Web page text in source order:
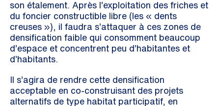
son étalement. Après l’exploitation des friches et
du foncier constructible libre (les « dents
creuses »), il faudra s’attaquer à ces zones de
densification faible qui consomment beaucoup
d’espace et concentrent peu d’habitantes et
d’habitants.
Il s’agira de rendre cette densification
acceptable en co-construisant des projets
alternatifs de type habitat participatif, en